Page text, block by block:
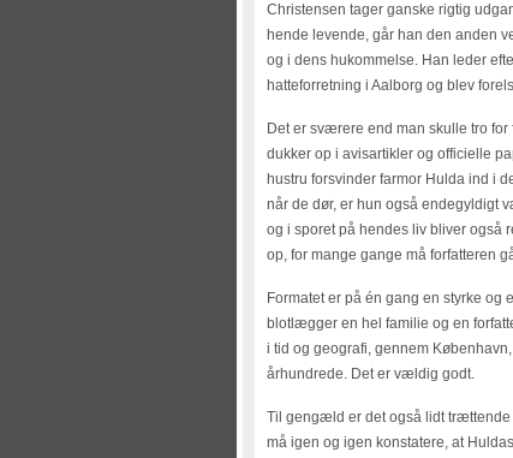
Christensen tager ganske rigtig
hende levende, går han den anden
og i dens hukommelse. Han leder
hatteforretning i Aalborg og blev
Det er sværere end man skulle tro for
dukker op i avisartikler og officielle
hustru forsvinder farmor Hulda ind i
når de dør, er hun også endegyldigt
og i sporet på hendes liv bliver også
op, for mange gange må forfatteren
Formatet er på én gang en styrke og
blotlægger en hel familie og en
i tid og geografi, gennem
århundrede. Det er vældig godt.
Til gengæld er det også lidt trættende
må igen og igen konstatere, at